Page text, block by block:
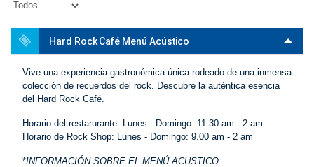
Hard Rock Café Menú Acústico
Vive una experiencia gastronómica única rodeado de una inmensa
colección de recuerdos del rock. Descubre la auténtica esencia
del Hard Rock Café.
Horario del restarurante: Lunes - Domingo: 11.30 am - 2 am
Horario de Rock Shop: Lunes - Domingo: 9.00 am - 2 am
*INFORMACIÓN SOBRE EL MENÚ ACUSTICO